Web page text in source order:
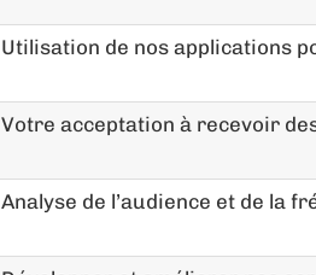
Utilisation de nos applications
Votre acceptation à recevoir
Analyse de l’audience et de la